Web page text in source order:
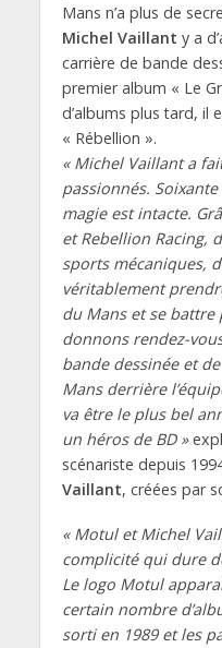
Mans n’a plus de
Michel Vaillant y a
carrière de bande
premier album « Le
d’albums plus tard, il
« Rébellion ».
« Michel Vaillant a
passionnés.
magie est intacte.
et Rebellion Racing,
sports mécaniques,
véritablement
du Mans et se
donnons rendez-
bande dessinée et
Mans derrière
va être le plus bel
un héros de BD »
scénariste depuis
Vaillant, créées par
« Motul et Michel
complicité qui dure
Le logo Motul
certain nombre
sorti en 1989 et les